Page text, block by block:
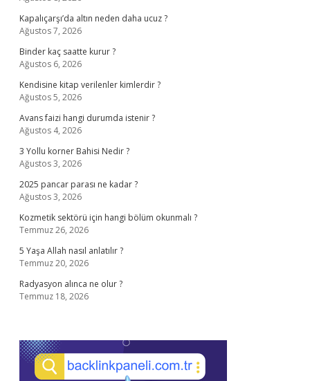
Kapalıçarşı’da altın neden daha ucuz ?
Ağustos 7, 2026
Binder kaç saatte kurur ?
Ağustos 6, 2026
Kendisine kitap verilenler kimlerdir ?
Ağustos 5, 2026
Avans faizi hangi durumda istenir ?
Ağustos 4, 2026
3 Yollu korner Bahisi Nedir ?
Ağustos 3, 2026
2025 pancar parası ne kadar ?
Ağustos 3, 2026
Kozmetik sektörü için hangi bölüm okunmalı ?
Temmuz 26, 2026
5 Yaşa Allah nasıl anlatılır ?
Temmuz 20, 2026
Radyasyon alınca ne olur ?
Temmuz 18, 2026